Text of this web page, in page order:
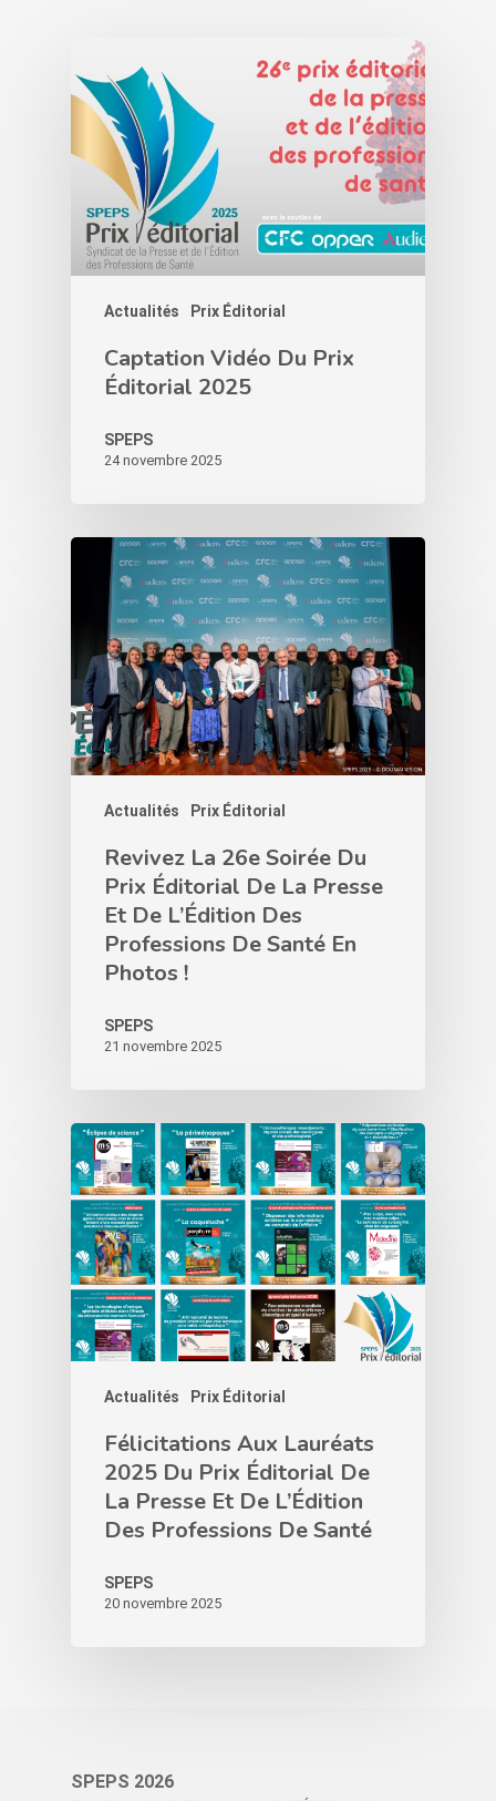
Actualités Prix Éditorial
Captation Vidéo Du Prix
Éditorial 2025
SPEPS
24 novembre 2025
Actualités Prix Éditorial
Revivez La 26e Soirée Du
Prix Éditorial De La Presse
Et De L’Édition Des
Professions De Santé En
Photos !
SPEPS
21 novembre 2025
Actualités Prix Éditorial
Félicitations Aux Lauréats
2025 Du Prix Éditorial De
La Presse Et De L’Édition
Des Professions De Santé
SPEPS
20 novembre 2025
SPEPS 2026